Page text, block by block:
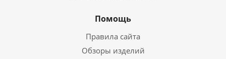
Помощь
Правила сайта
Обзоры изделий